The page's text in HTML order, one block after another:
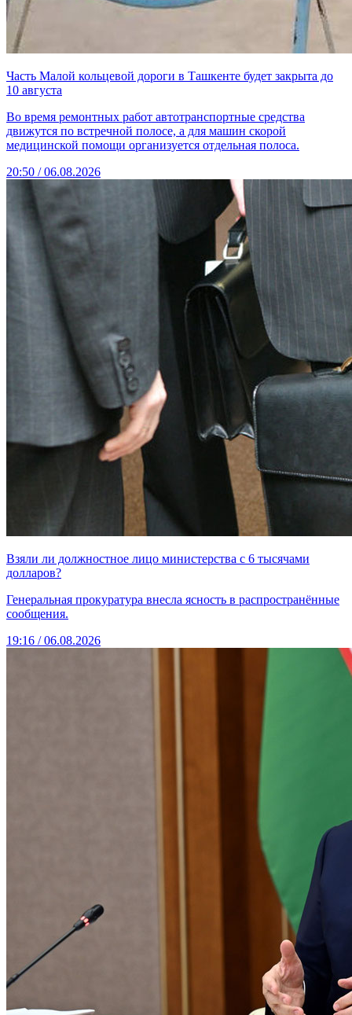
Часть Малой кольцевой дороги в Ташкенте будет закрыта до
10 августа
Во время ремонтных работ автотранспортные средства
движутся по встречной полосе, а для машин скорой
медицинской помощи организуется отдельная полоса.
20:50 / 06.08.2026
Взяли ли должностное лицо министерства с 6 тысячами
долларов?
Генеральная прокуратура внесла ясность в распространённые
сообщения.
19:16 / 06.08.2026